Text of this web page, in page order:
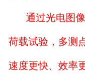
通过光电图
荷载试验，多测
速度更快、效率